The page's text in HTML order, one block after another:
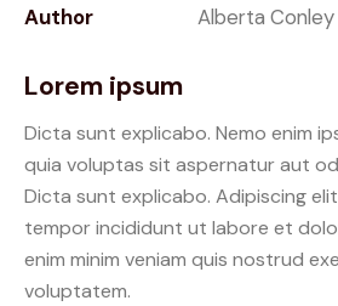
Author
Alberta Conley
Lorem ipsum
Dicta sunt explicabo. Nemo enim
quia voluptas sit aspernatur aut
Dicta sunt explicabo. Adipiscing
tempor incididunt ut labore et
enim minim veniam quis nostrud
voluptatem.